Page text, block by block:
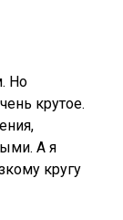
Но
крутое.
А я
кругу